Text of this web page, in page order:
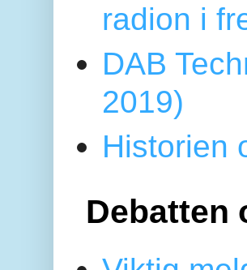
radion i
DAB
2019)
Historien
Debatten